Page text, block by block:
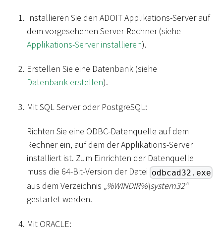
Installieren Sie den ADOIT Applikations-Server auf
dem vorgesehenen Server-Rechner (siehe
Applikations-Server installieren).
Erstellen Sie eine Datenbank (siehe
Datenbank erstellen).
Mit SQL Server oder PostgreSQL:
Richten Sie eine ODBC-Datenquelle auf dem
Rechner ein, auf dem der Applikations-Server
installiert ist. Zum Einrichten der Datenquelle
muss die 64-Bit-Version der Datei odbcad32.exe
aus dem Verzeichnis „%WINDIR%\system32“
gestartet werden.
Mit ORACLE: